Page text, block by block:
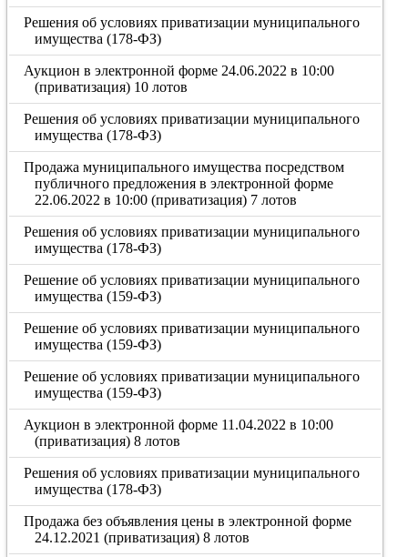
Решения об условиях приватизации муниципального
имущества (178-ФЗ)
Аукцион в электронной форме 24.06.2022 в 10:00
(приватизация) 10 лотов
Решения об условиях приватизации муниципального
имущества (178-ФЗ)
Продажа муниципального имущества посредством
публичного предложения в электронной форме
22.06.2022 в 10:00 (приватизация) 7 лотов
Решения об условиях приватизации муниципального
имущества (178-ФЗ)
Решение об условиях приватизации муниципального
имущества (159-ФЗ)
Решение об условиях приватизации муниципального
имущества (159-ФЗ)
Решение об условиях приватизации муниципального
имущества (159-ФЗ)
Аукцион в электронной форме 11.04.2022 в 10:00
(приватизация) 8 лотов
Решения об условиях приватизации муниципального
имущества (178-ФЗ)
Продажа без объявления цены в электронной форме
24.12.2021 (приватизация) 8 лотов